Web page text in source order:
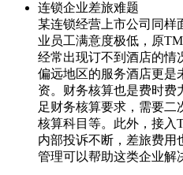
连锁企业差旅难题
某连锁经营上市公司同样
业员工满意度极低，原
经常出现订不到酒店的情
偏远地区的服务酒店更是
资。财务核算也是费时费
足财务核算要求，需要二
核算科目等。此外，接入
内部投诉不断，差旅费用
管理可以帮助这类企业解